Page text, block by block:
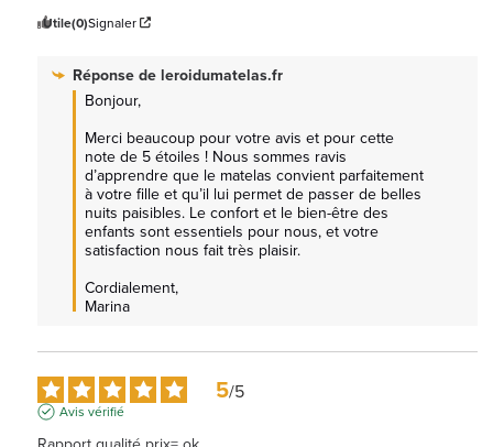
Utile(0)Signaler
Réponse de leroidumatelas.fr
Bonjour,
Merci beaucoup pour votre avis et pour cette
note de 5 étoiles ! Nous sommes ravis
d’apprendre que le matelas convient parfaitement
à votre fille et qu’il lui permet de passer de belles
nuits paisibles. Le confort et le bien-être des
enfants sont essentiels pour nous, et votre
satisfaction nous fait très plaisir.
Cordialement,
Marina
5/5
Avis vérifié